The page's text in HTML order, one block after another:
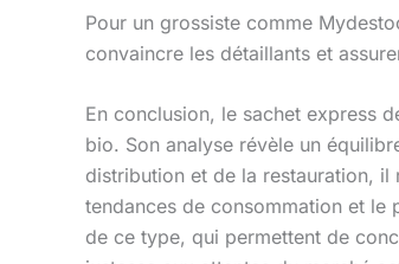
Pour un grossiste comme
convaincre les détaillants et
En conclusion, le sachet express
bio. Son analyse révèle un
distribution et de la restauration,
tendances de consommation et le
de ce type, qui permettent de